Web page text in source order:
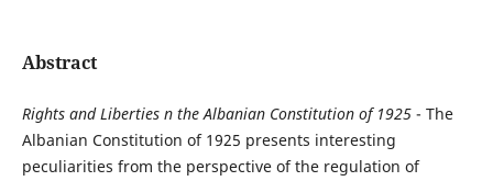
Abstract
Rights and Liberties n the Albanian Constitution of 1925- The
Albanian Constitution of 1925 presents interesting
peculiarities from the perspective of the regulation of